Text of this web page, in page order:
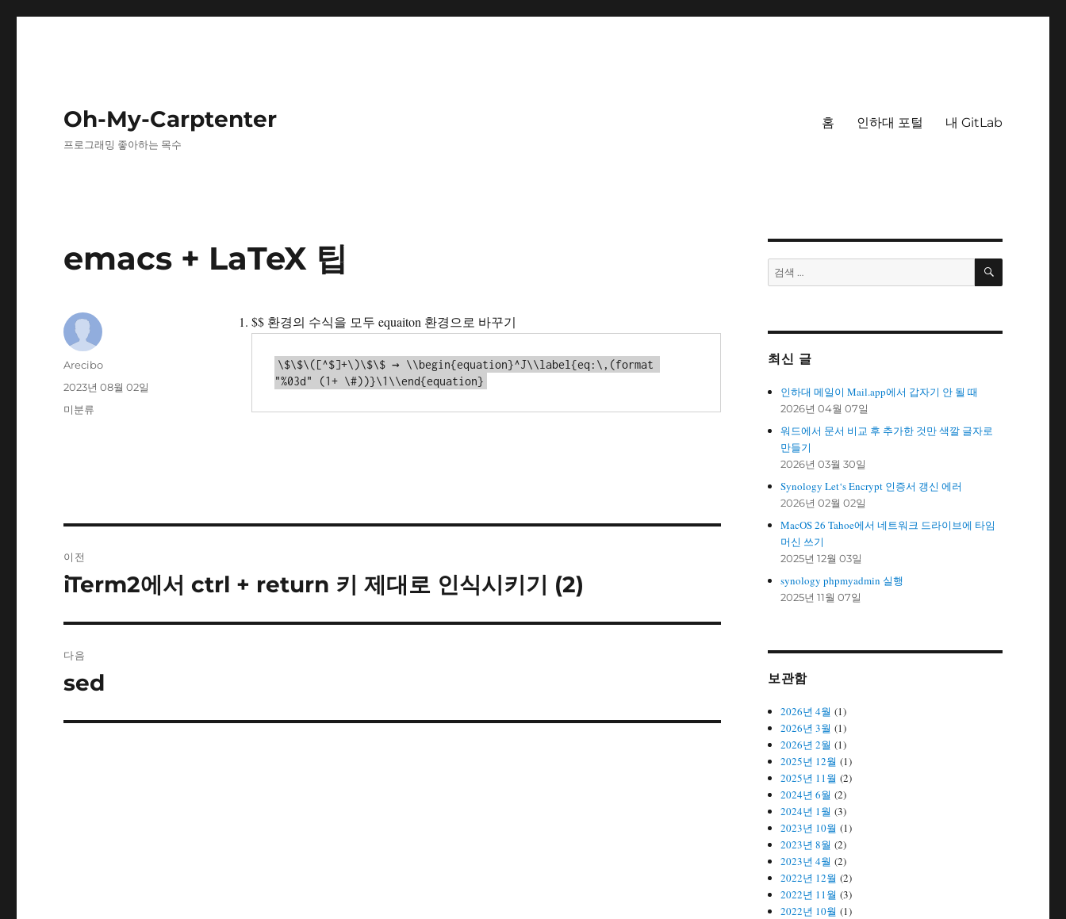
Oh-My-Carptenter
프로그래밍 좋아하는 목수
홈 인하대 포털 내 GitLab
emacs + LaTeX 팁
$$ 환경의 수식을 모두 equaiton 환경으로 바꾸기
\$\$\([^$]+\)\$\$ → \\begin{equation}^J\\label{eq:\,(format
"%03d" (1+ \#))}\1\\end{equation}
글
Arecibo
작
성
2023년 08월 02일
카
미분류
탐
이전
이
글:
iTerm2에서 ctrl + return 키 제대로 인식시키기 (2)
다음
다
글:
sed
검
색:
검
최신 글
인하대 메일이 Mail.app에서 갑자기 안 될 때
2026년 04월 07일
워드에서 문서 비교 후 추가한 것만 색깔 글자로
만들기
2026년 03월 30일
Synology Let‘s Encrypt 인증서 갱신 에러
2026년 02월 02일
MacOS 26 Tahoe에서 네트워크 드라이브에 타임
머신 쓰기
2025년 12월 03일
synology phpmyadmin 실행
2025년 11월 07일
보관함
2026년 4월 (1)
2026년 3월 (1)
2026년 2월 (1)
2025년 12월 (1)
2025년 11월 (2)
2024년 6월 (2)
2024년 1월 (3)
2023년 10월 (1)
2023년 8월 (2)
2023년 4월 (2)
2022년 12월 (2)
2022년 11월 (3)
2022년 10월 (1)